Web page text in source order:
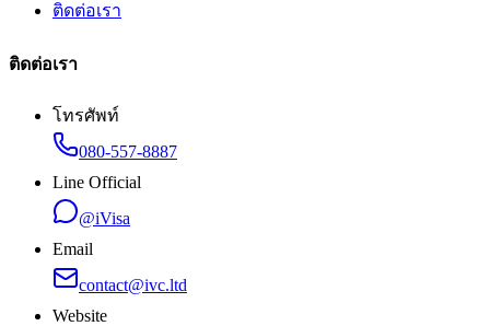
ติดต่อเรา
ติดต่อเรา
โทรศัพท์
080-557-8887
Line Official
@iVisa
Email
contact@ivc.ltd
Website